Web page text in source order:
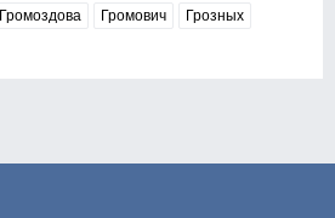
Громоздова Громович
Грозных